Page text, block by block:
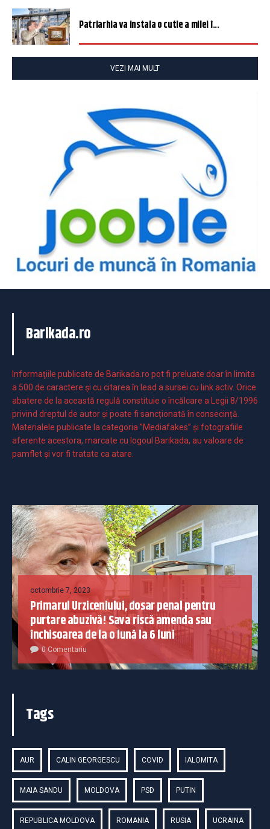
Patriarhia va instala o cutie a milei î...
VEZI MAI MULT
Barikada.ro
Informaţiile publicate de Barikada.ro pot fi preluate doar în limita
a 500 de caractere şi cu citarea în lead a sursei cu link activ. Orice
abatere de la această regulă constituie o încălcare a Legii 8/1996
privind dreptul de autor și poate fi sancționată în consecință.
Materialele publicate la categoria ”Mediafakes” și fotografiile
aferente acestora, marcate cu logoul Barikada, au valoare de
pamflet și vor fi tratate ca atare.
octombrie 7, 2023
Primarul Urziceniului, dosar penal pentru
purtare abuzivă! Sava riscă amenda sau
închisoarea de la o lună la 6 luni
0 Comentariu
Tags
AUR CALIN GEORGESCU COVID IALOMITA
MAIA SANDU MOLDOVA PSD PUTIN
REPUBLICA MOLDOVA ROMANIA RUSIA UCRAINA